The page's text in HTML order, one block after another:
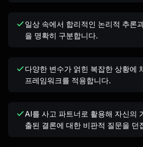
일상 속에서 합리적인 논리적 추론
을 명확히 구분합니다.
다양한 변수가 얽힌 복잡한 상황에
프레임워크를 적용합니다.
AI를 사고 파트너로 활용해 자신의
출된 결론에 대한 비판적 질문을 던